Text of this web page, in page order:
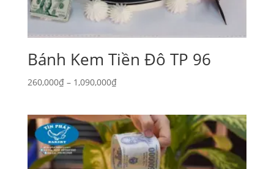
Bánh Kem Tiền Đô TP 96
260,000₫ – 1,090,000₫Khoảng
260,000₫
đến
1,090,000₫